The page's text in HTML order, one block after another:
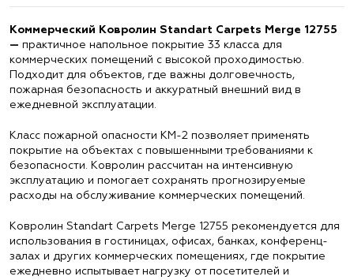
Коммерческий Ковролин Standart Carpets Merge 12755
— практичное напольное покрытие 33 класса для
коммерческих помещений с высокой проходимостью.
Подходит для объектов, где важны долговечность,
пожарная безопасность и аккуратный внешний вид в
ежедневной эксплуатации.
Класс пожарной опасности КМ-2 позволяет применять
покрытие на объектах с повышенными требованиями к
безопасности. Ковролин рассчитан на интенсивную
эксплуатацию и помогает сохранять прогнозируемые
расходы на обслуживание коммерческих помещений.
Ковролин Standart Carpets Merge 12755 рекомендуется для
использования в гостиницах, офисах, банках, конференц-
залах и других коммерческих помещениях, где покрытие
ежедневно испытывает нагрузку от посетителей и